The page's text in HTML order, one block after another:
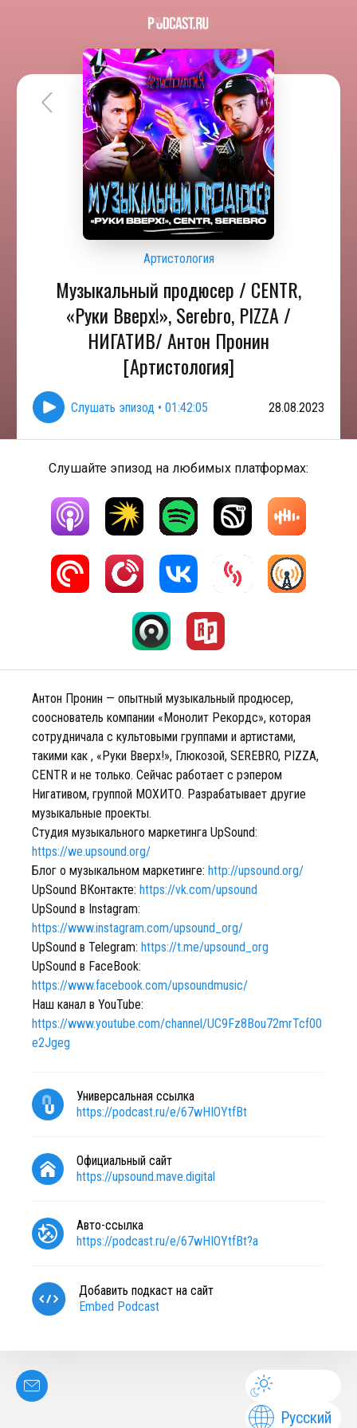
Артистология
Музыкальный продюсер / CENTR,
«Руки Вверх!», Serebro, PIZZA /
НИГАТИВ/ Антон Пронин
[Артистология]
Слушать эпизод • 01:42:05 28.08.2023
Слушайте эпизод на любимых платформах:
Антон Пронин — опытный музыкальный продюсер,
сооснователь компании «Монолит Рекордс», которая
сотрудничала с культовыми группами и артистами,
такими как , «Руки Вверх!», Глюкозой, SEREBRO, PIZZA,
CENTR и не только. Сейчас работает с рэпером
Нигативом, группой МОХИТО. Разрабатывает другие
музыкальные проекты.
Студия музыкального маркетинга UpSound:
https://we.upsound.org/
Блог о музыкальном маркетинге: http://upsound.org/
UpSound ВКонтакте: https://vk.com/upsound
UpSound в Instagram:
https://www.instagram.com/upsound_org/
UpSound в Telegram: https://t.me/upsound_org
UpSound в FaceBook:
https://www.facebook.com/upsoundmusic/
Наш канал в YouTube:
https://www.youtube.com/channel/UC9Fz8Bou72mrTcf00
e2Jgeg
Универсальная ссылка
https://podcast.ru/e/67wHIOYtfBt
Официальный сайт
https://upsound.mave.digital
Авто-ссылка
https://podcast.ru/e/67wHIOYtfBt?a
Добавить подкаст на сайт
Embed Podcast
Русский